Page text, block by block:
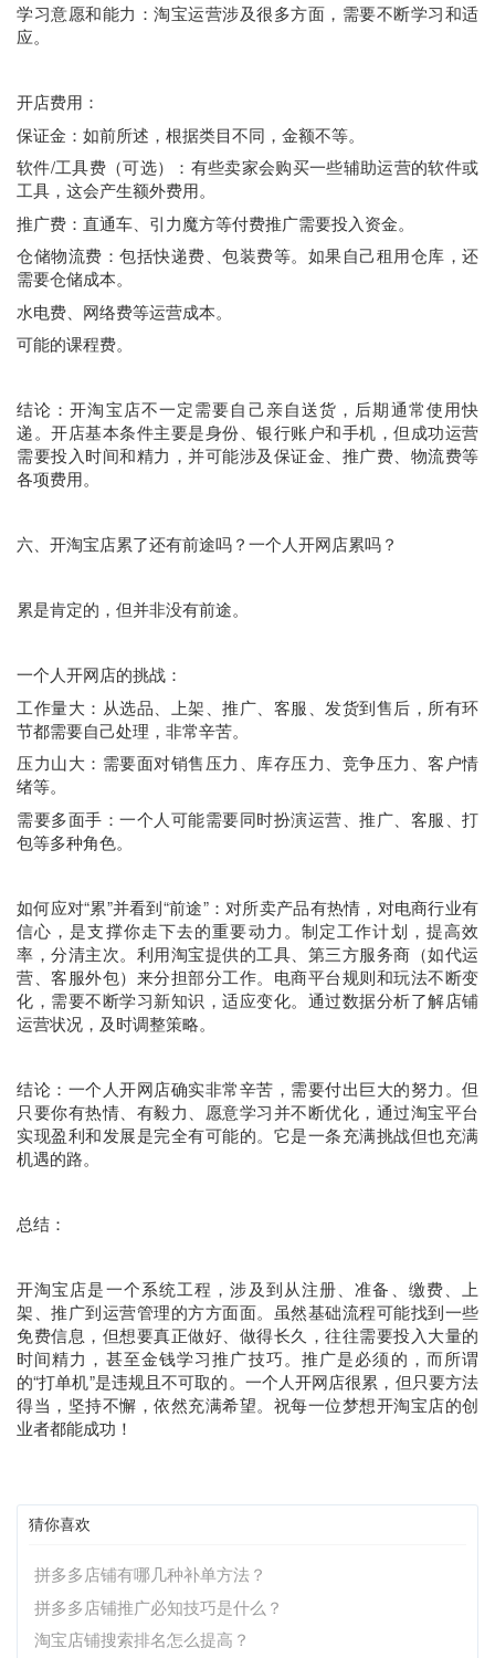
学习意愿和能力：淘宝运营涉及很多方面，需要不断学习和适
应。
开店费用：
保证金：如前所述，根据类目不同，金额不等。
软件/工具费（可选）：有些卖家会购买一些辅助运营的软件或
工具，这会产生额外费用。
推广费：直通车、引力魔方等付费推广需要投入资金。
仓储物流费：包括快递费、包装费等。如果自己租用仓库，还
需要仓储成本。
水电费、网络费等运营成本。
可能的课程费。
结论：开淘宝店不一定需要自己亲自送货，后期通常使用快
递。开店基本条件主要是身份、银行账户和手机，但成功运营
需要投入时间和精力，并可能涉及保证金、推广费、物流费等
各项费用。
六、开淘宝店累了还有前途吗？一个人开网店累吗？
累是肯定的，但并非没有前途。
一个人开网店的挑战：
工作量大：从选品、上架、推广、客服、发货到售后，所有环
节都需要自己处理，非常辛苦。
压力山大：需要面对销售压力、库存压力、竞争压力、客户情
绪等。
需要多面手：一个人可能需要同时扮演运营、推广、客服、打
包等多种角色。
如何应对“累”并看到“前途”：对所卖产品有热情，对电商行业有
信心，是支撑你走下去的重要动力。制定工作计划，提高效
率，分清主次。利用淘宝提供的工具、第三方服务商（如代运
营、客服外包）来分担部分工作。电商平台规则和玩法不断变
化，需要不断学习新知识，适应变化。通过数据分析了解店铺
运营状况，及时调整策略。
结论：一个人开网店确实非常辛苦，需要付出巨大的努力。但
只要你有热情、有毅力、愿意学习并不断优化，通过淘宝平台
实现盈利和发展是完全有可能的。它是一条充满挑战但也充满
机遇的路。
总结：
开淘宝店是一个系统工程，涉及到从注册、准备、缴费、上
架、推广到运营管理的方方面面。虽然基础流程可能找到一些
免费信息，但想要真正做好、做得长久，往往需要投入大量的
时间精力，甚至金钱学习推广技巧。推广是必须的，而所谓
的“打单机”是违规且不可取的。一个人开网店很累，但只要方法
得当，坚持不懈，依然充满希望。祝每一位梦想开淘宝店的创
业者都能成功！
猜你喜欢
拼多多店铺有哪几种补单方法？
拼多多店铺推广必知技巧是什么？
淘宝店铺搜索排名怎么提高？